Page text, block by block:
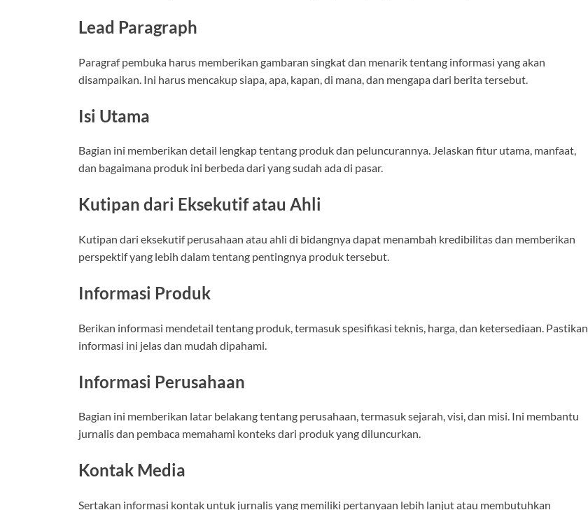
Lead Paragraph
Paragraf pembuka harus memberikan gambaran singkat dan menarik tentang informasi yang akan
disampaikan. Ini harus mencakup siapa, apa, kapan, di mana, dan mengapa dari berita tersebut.
Isi Utama
Bagian ini memberikan detail lengkap tentang produk dan peluncurannya. Jelaskan fitur utama, manfaat,
dan bagaimana produk ini berbeda dari yang sudah ada di pasar.
Kutipan dari Eksekutif atau Ahli
Kutipan dari eksekutif perusahaan atau ahli di bidangnya dapat menambah kredibilitas dan memberikan
perspektif yang lebih dalam tentang pentingnya produk tersebut.
Informasi Produk
Berikan informasi mendetail tentang produk, termasuk spesifikasi teknis, harga, dan ketersediaan. Pastikan
informasi ini jelas dan mudah dipahami.
Informasi Perusahaan
Bagian ini memberikan latar belakang tentang perusahaan, termasuk sejarah, visi, dan misi. Ini membantu
jurnalis dan pembaca memahami konteks dari produk yang diluncurkan.
Kontak Media
Sertakan informasi kontak untuk jurnalis yang memiliki pertanyaan lebih lanjut atau membutuhkan